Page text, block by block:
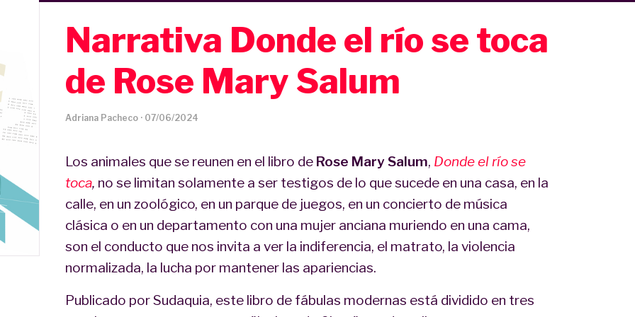
Narrativa Donde el río se toca
de Rose Mary Salum
Adriana Pacheco· 07/06/2024
Los animales que se reunen en el libro de Rose Mary Salum, Donde el río se
toca, no se limitan solamente a ser testigos de lo que sucede en una casa, en la
calle, en un zoológico, en un parque de juegos, en un concierto de música
clásica o en un departamento con una mujer anciana muriendo en una cama,
son el conducto que nos invita a ver la indiferencia, el matrato, la violencia
normalizada, la lucha por mantener las apariencias.
Publicado por Sudaquia, este libro de fábulas modernas está dividido en tres